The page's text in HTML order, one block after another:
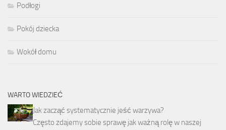
Podłogi
Pokój dziecka
Wokół domu
WARTO WIEDZIEĆ
Jak zacząć systematycznie jeść warzywa?
Często zdajemy sobie sprawę jak ważną rolę w naszej